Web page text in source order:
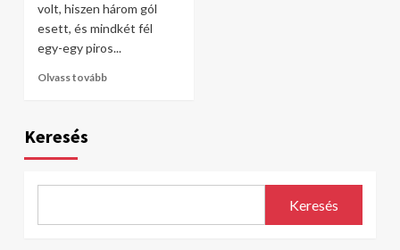
volt, hiszen három gól
esett, és mindkét fél
egy-egy piros...
Olvass tovább
Keresés
Keresés